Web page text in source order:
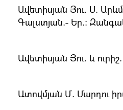
Ավետիսյան Յու. Ս.
Գալստյան.- Եր.։
Ավետիսյան Յու. և
Ատովմյան Մ. Մարդու